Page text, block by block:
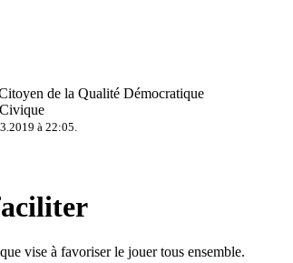
de la Qualité Démocratique
à 22:05.
vise à favoriser le jouer tous ensemble.